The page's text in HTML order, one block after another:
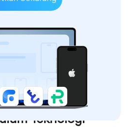
Teknologi